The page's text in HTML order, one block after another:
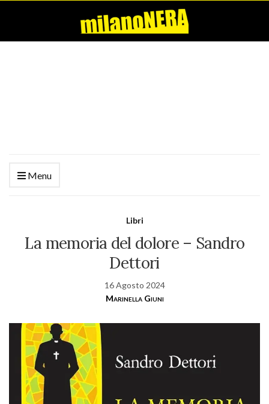
Menu
Libri
La memoria del dolore – Sandro
Dettori
16 Agosto 2024
Marinella Giuni